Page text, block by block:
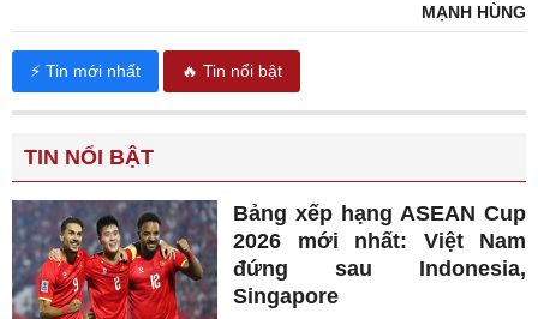
MẠNH HÙNG
⚡ Tin mới nhất 🔥 Tin nổi bật
TIN NỔI BẬT
Bảng xếp hạng ASEAN Cup
2026 mới nhất: Việt Nam
đứng sau Indonesia,
Singapore